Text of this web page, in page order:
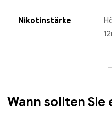
Nikotinstärke
Wann sollten Sie